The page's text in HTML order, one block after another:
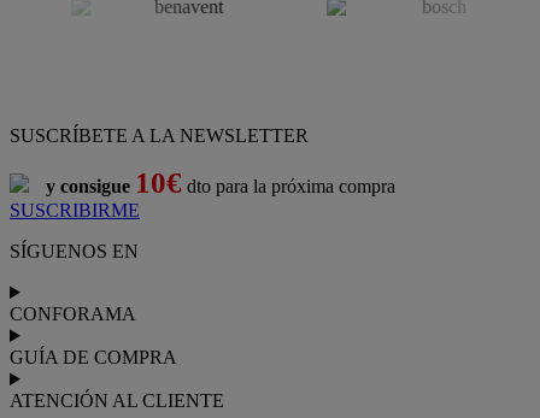
SUSCRÍBETE A LA NEWSLETTER
y consigue 10€ dto para la próxima compra
SUSCRIBIRME
SÍGUENOS EN
CONFORAMA
GUÍA DE COMPRA
ATENCIÓN AL CLIENTE